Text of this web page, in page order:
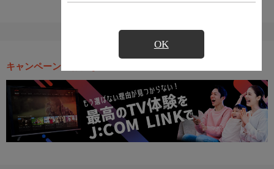
OK
キャンペーン・お得な情報